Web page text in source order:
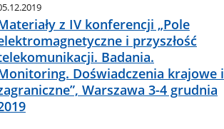
z IV konferencji „Pole
i przyszłość
Badania.
Doświadczenia krajowe i
Warszawa 3-4 grudnia